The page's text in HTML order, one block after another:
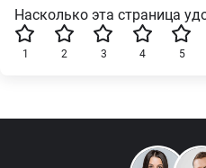
Насколько эта страница
5
4
3
2
1